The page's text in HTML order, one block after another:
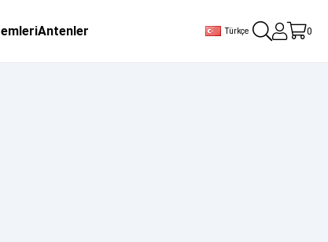
Antenler Türkçe 0